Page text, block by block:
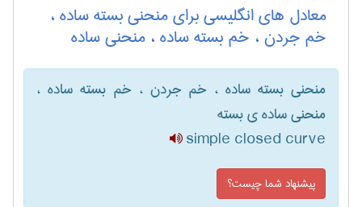
معادل های انگلیسی برای منحنی بسته ساده ،
خم جردن ، خم بسته ساده ، منحنی ساده
منحنی بسته ساده ، خم جردن ، خم بسته ساده ،
منحنی ساده ی بسته
simple closed curve
پیشنهاد شما چیست؟